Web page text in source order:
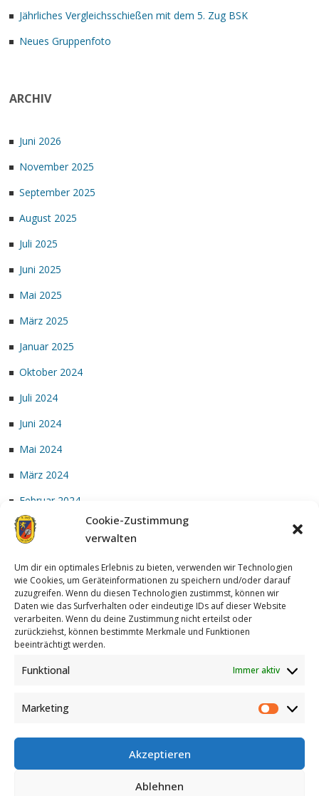
Cookie-Zustimmung
verwalten
Um dir ein optimales Erlebnis zu bieten, verwenden wir Technologien
wie Cookies, um Geräteinformationen zu speichern und/oder darauf
zuzugreifen. Wenn du diesen Technologien zustimmst, können wir
Daten wie das Surfverhalten oder eindeutige IDs auf dieser Website
verarbeiten. Wenn du deine Zustimmung nicht erteilst oder
zurückziehst, können bestimmte Merkmale und Funktionen
beeinträchtigt werden.
Funktional Immer aktiv
Marketing
Akzeptieren
Ablehnen
Jährliches Vergleichsschießen mit dem 5. Zug BSK
Neues Gruppenfoto
ARCHIV
Juni 2026
November 2025
September 2025
August 2025
Juli 2025
Juni 2025
Mai 2025
März 2025
Januar 2025
Oktober 2024
Juli 2024
Juni 2024
Mai 2024
März 2024
Februar 2024
Januar 2024
Achterzug| Designed by: